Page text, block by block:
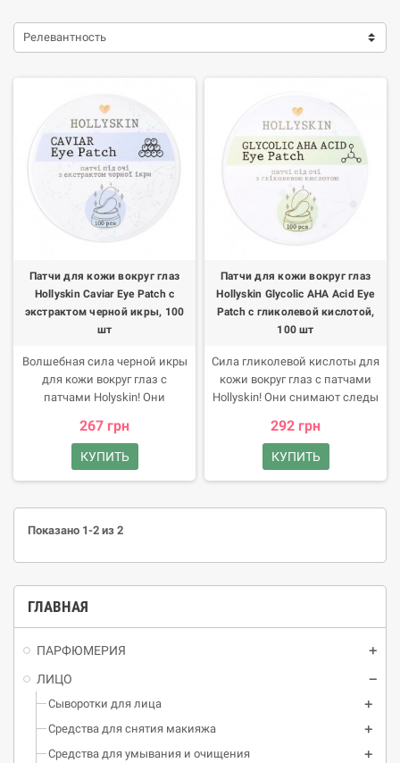
ГЛАВНАЯ
ПАРФЮМЕРИЯ
ЛИЦО
Сыворотки для лица
Средства для снятия макияжа
Средства для умывания и очищения
Релевантность
Патчи для кожи вокруг глаз
Hollyskin Caviar Eye Patch с
экстрактом черной икры, 100
шт
Волшебная сила черной икры
для кожи вокруг глаз c
патчами Holyskin! Они
усталости, отеки и темные
круги, придавая коже сияние и
свежесть.
267 грн
КУПИТЬ
Патчи для кожи вокруг глаз
Hollyskin Glycolic AHA Acid Eye
Patch с гликолевой кислотой,
100 шт
Сила гликолевой кислоты для
кожи вокруг глаз с патчами
Hollyskin! Они снимают следы
круги, придавая коже сияние и
свежесть.
292 грн
КУПИТЬ
Показано 1-2 из 2